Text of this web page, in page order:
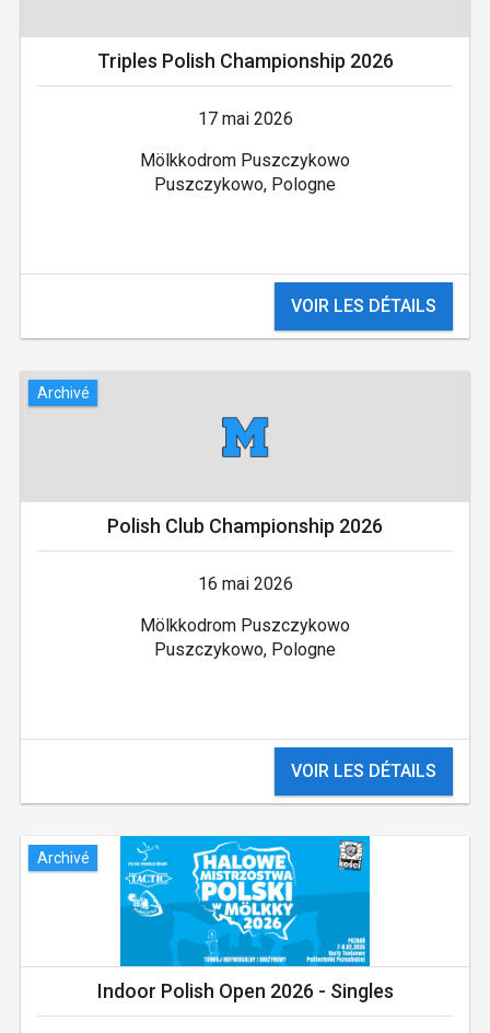
Triples Polish Championship 2026
17 mai 2026
Mölkkodrom Puszczykowo
Puszczykowo, Pologne
VOIR LES DÉTAILS
Archivé
Polish Club Championship 2026
16 mai 2026
Mölkkodrom Puszczykowo
Puszczykowo, Pologne
VOIR LES DÉTAILS
Archivé
Indoor Polish Open 2026 - Singles